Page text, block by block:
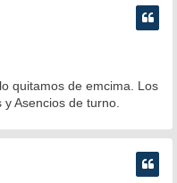
quitamos de emcima. Los
Asencios de turno.